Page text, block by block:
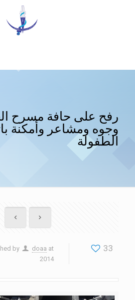
رفح على حافة مسرح
وجوه ومشاعر وأمكنة
الطفولة
33
by doaa at
2014